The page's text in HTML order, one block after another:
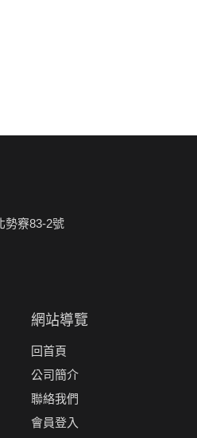
勢竂83-2號
網站導覽
回首頁
公司簡介
聯絡我們
會員登入